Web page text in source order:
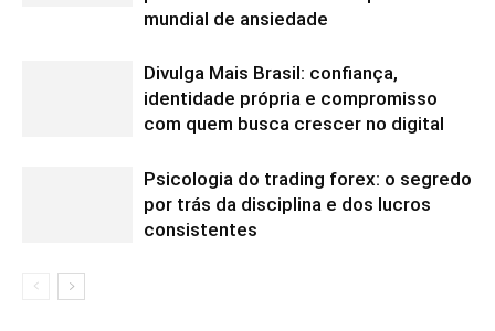
mundial de ansiedade
Divulga Mais Brasil: confiança,
identidade própria e compromisso
com quem busca crescer no digital
Psicologia do trading forex: o segredo
por trás da disciplina e dos lucros
consistentes